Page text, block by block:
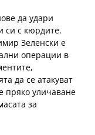
да удари
си с кюрдите.
Зеленски е
операции в
да се атакуват
пряко уличаване
за